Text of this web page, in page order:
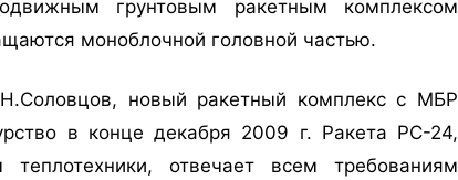
грунтовым ракетным комплексом
моноблочной головной частью.
новый ракетный комплекс с МБР
в конце декабря 2009 г. Ракета РС-24,
теплотехники, отвечает всем требованиям